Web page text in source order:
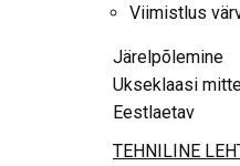
Viimistlus
Järelpõlemine
Ukseklaasi
Eestlaetav
TEHNILINE